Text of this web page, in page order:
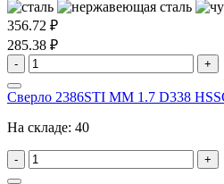
356.72 ₽
285.38 ₽
- +
Сверло 2386STI MM 1.7 D338
На складе: 40
- +